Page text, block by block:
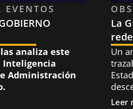
analiza este
Inteligencia
Administración
La
Un
Leer